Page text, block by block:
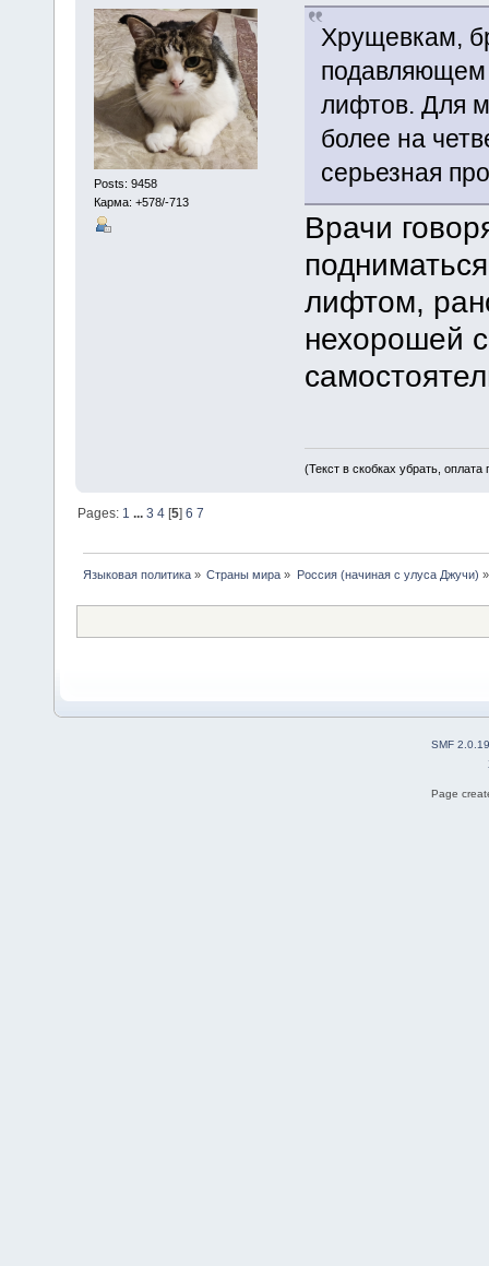
Posts: 9458
Карма: +578/-713
Хрущевкам,
подавляющем
лифтов. Для
более на
серьезная
Врачи
лифтом,
нехорошей
(Текст в скобках убрать,
Pages: 1 ...3 4 [5]6 7
Языковая политика» Страны мира » Россия (начиная с улуса Джучи) »
SMF 2.0.19
Page